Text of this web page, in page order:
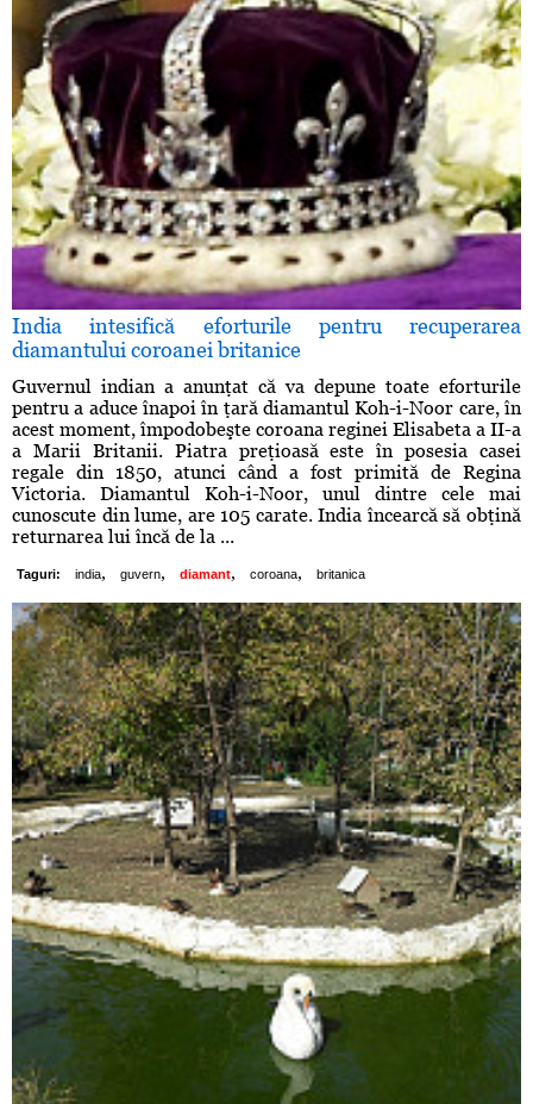
India intesifică eforturile pentru recuperarea
diamantului coroanei britanice
Guvernul indian a anunţat că va depune toate eforturile
pentru a aduce înapoi în ţară diamantul Koh-i-Noor care, în
acest moment, împodobeşte coroana reginei Elisabeta a II-a
a Marii Britanii. Piatra preţioasă este în posesia casei
regale din 1850, atunci când a fost primită de Regina
Victoria. Diamantul Koh-i-Noor, unul dintre cele mai
cunoscute din lume, are 105 carate. India încearcă să obţină
returnarea lui încă de la ...
Taguri: india, guvern, diamant, coroana, britanica